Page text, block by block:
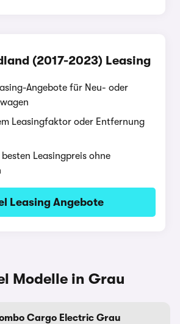
(2017-2023) Leasing
Angebote für Neu- oder
Leasingfaktor oder Entfernung
Leasingpreis ohne
Leasing Angebote
Modelle in Grau
Cargo Electric Grau